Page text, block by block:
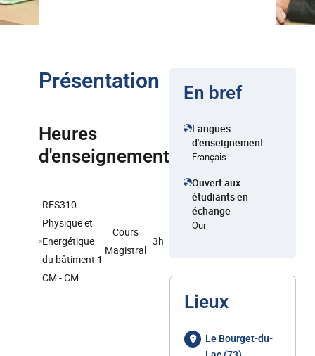
Présentation
Heures
d'enseignement
RES310
Physique et
Energétique
du bâtiment 1
CM - CM
Cours
Magistral
3h
En bref
Langues
d'enseignement
Français
Ouvert aux
étudiants en
échange
Oui
Lieux
Le Bourget-du-